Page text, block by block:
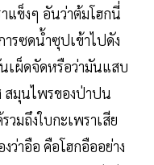
แข็งๆ อันว่าต้มโฮกนี่
ารซดน้ำซุปเข้าไปดัง
นเผ็ดจัดหรือว่ามันแสบ
สมุนไพรของป่าปน
มถึงใบกะเพราเสีย
ว่าอือ คือโฮกอืออย่าง